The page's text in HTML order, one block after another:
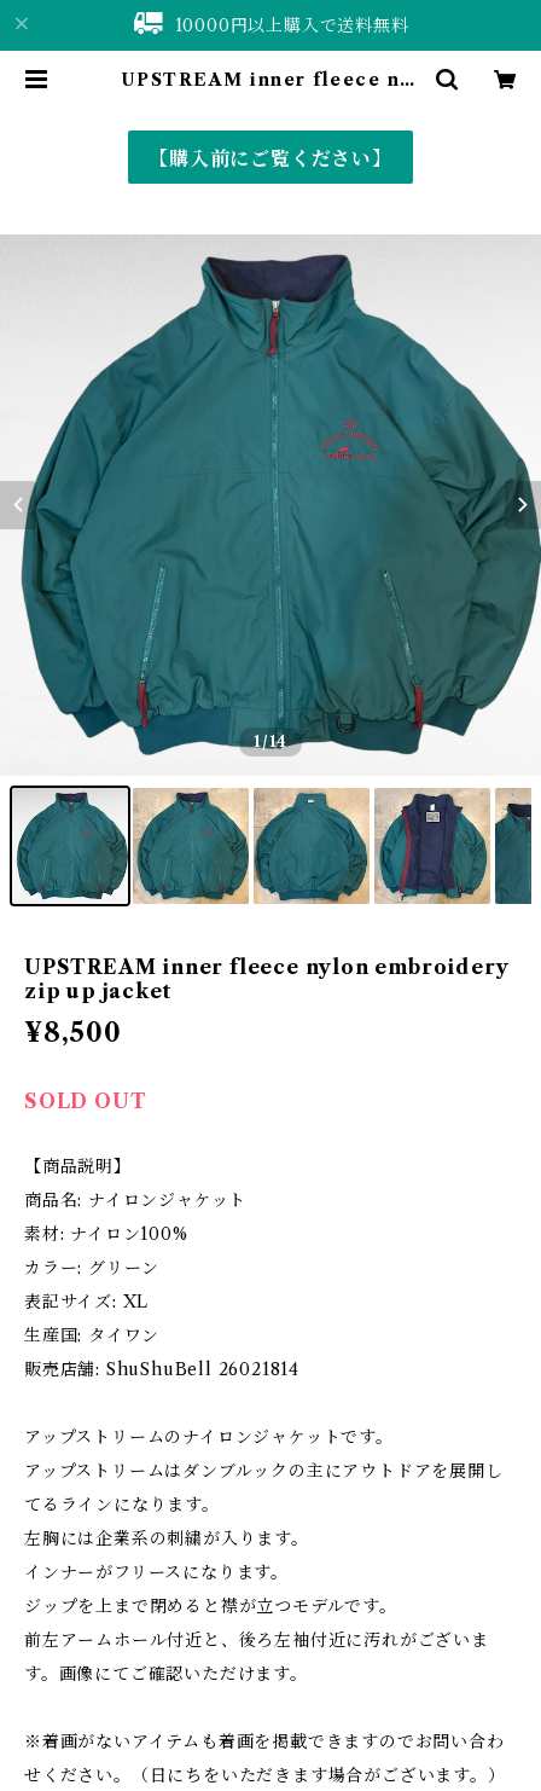
10000円以上購入で送料無料
UPSTREAM inner fleece nyl
e shop〈古着&vintage〉
【購入前にご覧ください】
1/14
UPSTREAM inner fleece nylon embroidery
zip up jacket
¥8,500
SOLD OUT
【商品説明】
商品名: ナイロンジャケット
素材: ナイロン100%
カラー: グリーン
表記サイズ: XL
生産国: タイワン
販売店舗: ShuShuBell 26021814
アップストリームのナイロンジャケットです。
アップストリームはダンブルックの主にアウトドアを展開し
てるラインになります。
左胸には企業系の刺繍が入ります。
インナーがフリースになります。
ジップを上まで閉めると襟が立つモデルです。
前左アームホール付近と、後ろ左袖付近に汚れがございま
す。画像にてご確認いただけます。
※着画がないアイテムも着画を掲載できますのでお問い合わ
せください。（日にちをいただきます場合がございます。）